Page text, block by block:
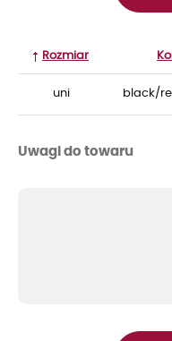
Rozmiar
uni black/
Uwagi do towaru